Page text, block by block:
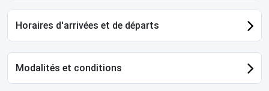
Horaires d'arrivées et de départs
Modalités et conditions